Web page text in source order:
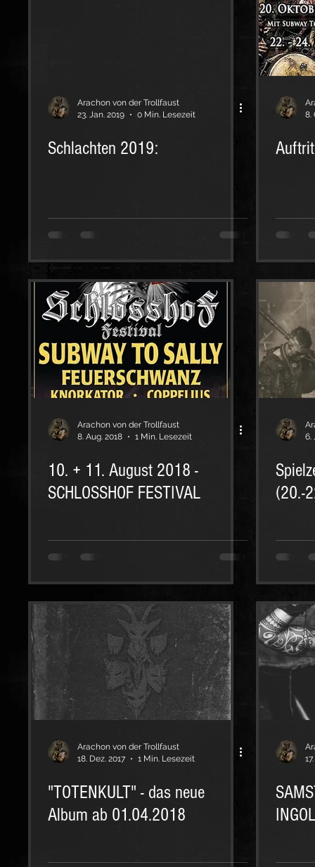
Arachon von der Trollfaust
23. Jan. 2019
0 Min. Lesezeit
Schlachten 2019:
8.
Arachon von der Trollfaust
8. Aug. 2018
1 Min. Lesezeit
10. + 11. August 2018 -
SCHLOSSHOF FESTIVAL
6.
(20.-
Arachon von der Trollfaust
18. Dez. 2017
1 Min. Lesezeit
"TOTENKULT" - das neue
Album ab 01.04.2018